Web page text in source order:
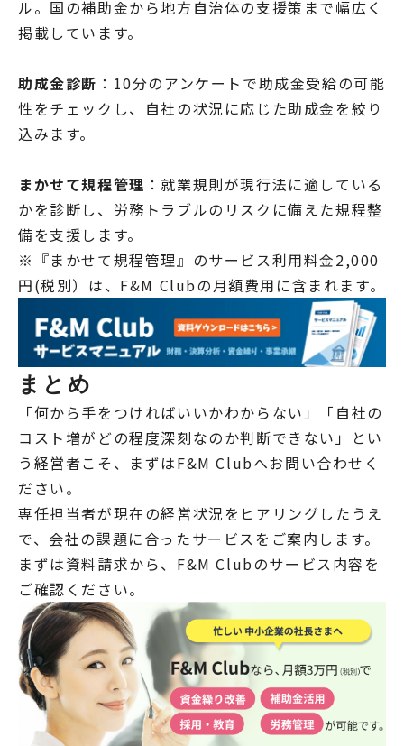
ル。国の補助金から地方自治体の支援策まで幅広く
掲載しています。
助成金診断 ：10分のアンケートで助成金受給の可能
性をチェックし、自社の状況に応じた助成金を絞り
込みます。
まかせて規程管理 ：就業規則が現行法に適している
かを診断し、労務トラブルのリスクに備えた規程整
備を支援します。
※『まかせて規程管理』のサービス利用料金2,000
円(税別）は、F&M Clubの月額費用に含まれます。
まとめ
「何から手をつければいいかわからない」「自社の
コスト増がどの程度深刻なのか判断できない」とい
う経営者こそ、まずはF&M Clubへお問い合わせく
ださい。
専任担当者が現在の経営状況をヒアリングしたうえ
で、会社の課題に合ったサービスをご案内します。
まずは資料請求から、F&M Clubのサービス内容を
ご確認ください。